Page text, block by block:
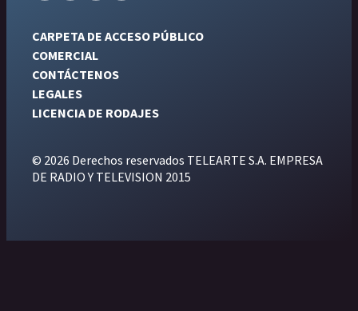
CARPETA DE ACCESO PÚBLICO
COMERCIAL
CONTÁCTENOS
LEGALES
LICENCIA DE RODAJES
© 2026 Derechos reservados TELEARTE S.A. EMPRESA
DE RADIO Y TELEVISION 2015